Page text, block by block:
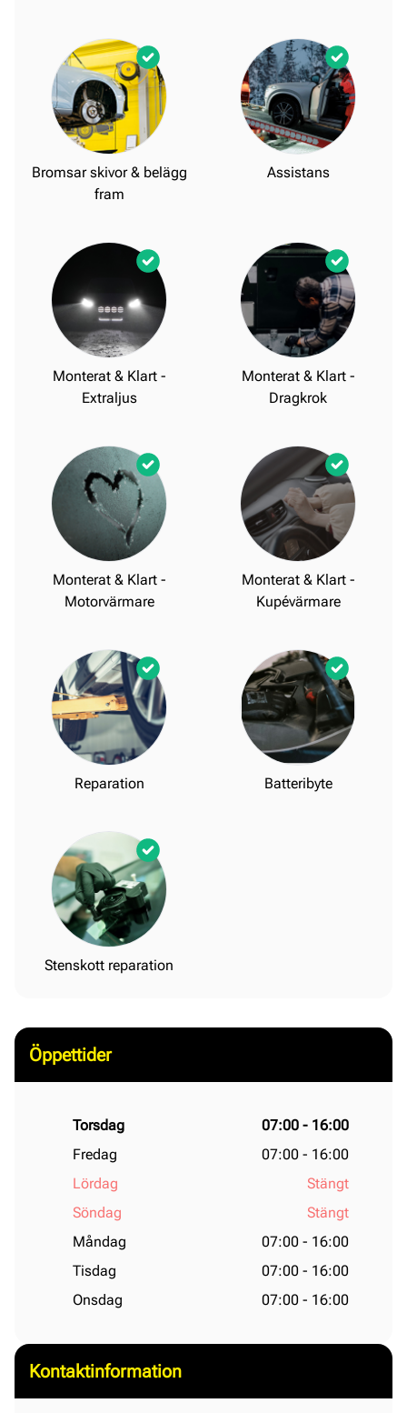
Bromsar skivor & belägg
fram
Assistans
Monterat & Klart -
Extraljus
Monterat & Klart -
Dragkrok
Monterat & Klart -
Motorvärmare
Monterat & Klart -
Kupévärmare
Reparation Batteribyte
Stenskott reparation
Öppettider
Torsdag
07:00 - 16:00
Fredag
07:00 - 16:00
Lördag
Stängt
Söndag
Stängt
Måndag
07:00 - 16:00
Tisdag
07:00 - 16:00
Onsdag
07:00 - 16:00
Kontaktinformation